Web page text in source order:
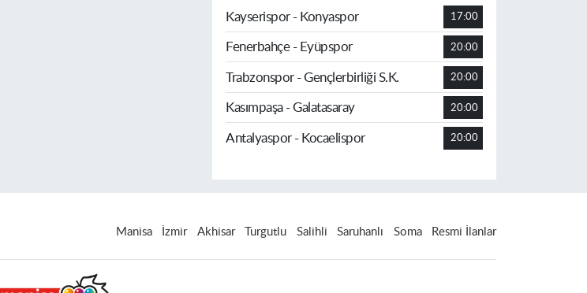
Kayserispor - Konyaspor
17:00
Fenerbahçe - Eyüpspor 20:00
Trabzonspor - Gençlerbirliği S.K. 20:00
Kasımpaşa - Galatasaray 20:00
Antalyaspor - Kocaelispor 20:00
Manisa İzmir Akhisar Turgutlu Salihli Saruhanlı Soma Resmi İlanlar